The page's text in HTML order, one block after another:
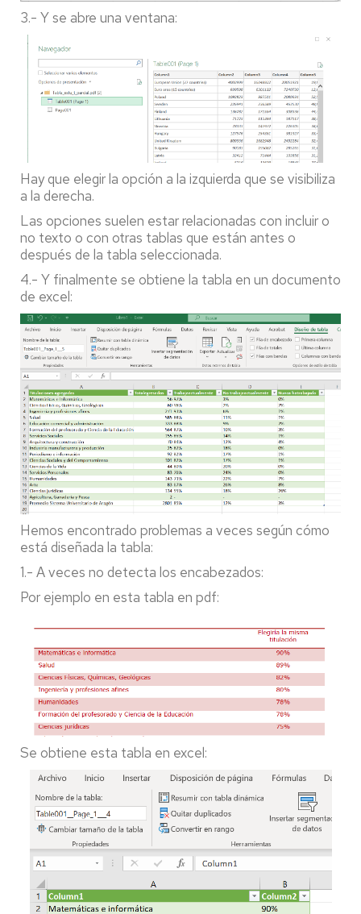
3.- Y se abre una ventana:
Hay que elegir la opción a la izquierda que se visibiliza
a la derecha.
Las opciones suelen estar relacionadas con incluir o
no texto o con otras tablas que están antes o
después de la tabla seleccionada.
4.- Y finalmente se obtiene la tabla en un documento
de excel:
Hemos encontrado problemas a veces según cómo
está diseñada la tabla:
1.- A veces no detecta los encabezados:
Por ejemplo en esta tabla en pdf:
Se obtiene esta tabla en excel: